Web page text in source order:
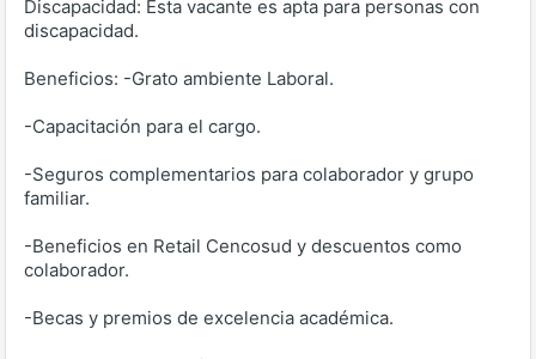
Discapacidad: Esta vacante es apta para personas con
discapacidad.
Beneficios: -Grato ambiente Laboral.
-Capacitación para el cargo.
-Seguros complementarios para colaborador y grupo
familiar.
-Beneficios en Retail Cencosud y descuentos como
colaborador.
-Becas y premios de excelencia académica.